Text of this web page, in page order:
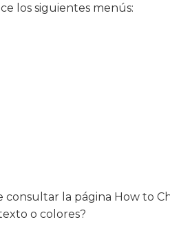
los siguientes menús:
la página How to
o colores?